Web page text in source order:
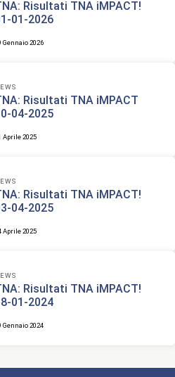
Risultati TNA iMPACT!
01-2026
Gennaio 2026
Risultati TNA iMPACT
04-2025
Aprile 2025
Risultati TNA iMPACT!
04-2025
Aprile 2025
Risultati TNA iMPACT!
01-2024
Gennaio 2024